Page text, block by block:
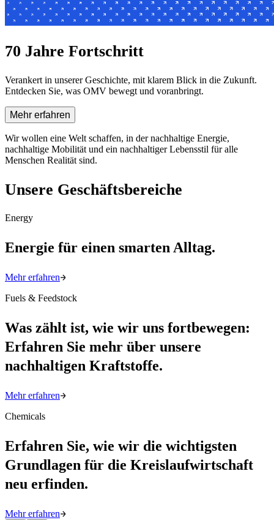
70 Jahre Fortschritt
Verankert in unserer Geschichte, mit klarem Blick in die Zukunft.
Entdecken Sie, was OMV bewegt und voranbringt.
Mehr erfahren
Wir wollen eine Welt schaffen, in dernachhaltige Energie,
nachhaltige Mobilität und ein nachhaltiger Lebensstil für alle
Menschen Realität sind.
Unsere Geschäftsbereiche
Energy
Energie für einen smarten Alltag.
Mehr erfahren
Fuels & Feedstock
Was zählt ist, wie wir uns fortbewegen:
Erfahren Sie mehr über unsere
nachhaltigen Kraftstoffe.
Mehr erfahren
Chemicals
Erfahren Sie, wie wir die wichtigsten
Grundlagen für die Kreislaufwirtschaft
neu erfinden.
Mehr erfahren